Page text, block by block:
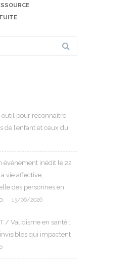
outil pour reconnaître
de l’enfant et ceux du
événement inédit le 22
vie affective,
des personnes en
15/06/2026
/ Validisme en santé :
qui impactent